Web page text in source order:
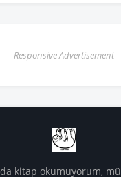
Responsive Advertisement
kitap okumuyorum,